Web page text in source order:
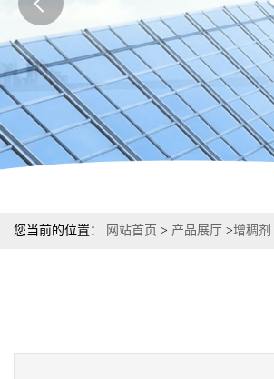
您当前的位置： 网站首页 > 产品展厅 >增稠剂